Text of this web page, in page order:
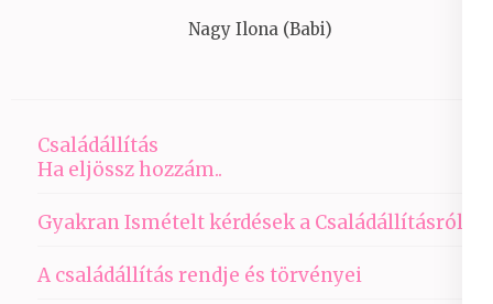
Nagy Ilona (Babi)
Családállítás
Ha eljössz hozzám..
Gyakran Ismételt kérdések a Családállításról
A családállítás rendje és törvényei